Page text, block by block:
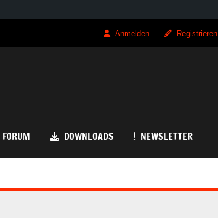
Anmelden Registrieren
QRK Registrierkasse
FORUM DOWNLOADS NEWSLETTER